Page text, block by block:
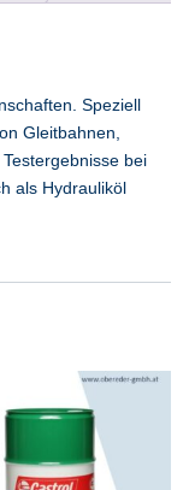
Speziell
Gleitbahnen,
bei
als Hydrauliköl